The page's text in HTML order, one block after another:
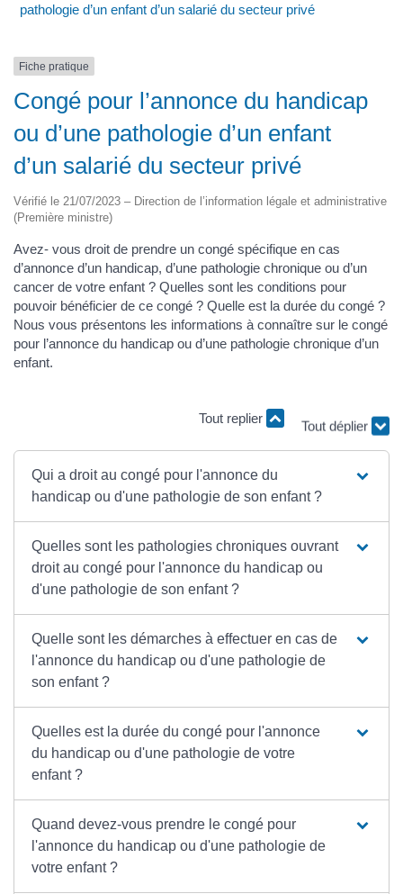
pathologie d’un enfant d’un salarié du secteur privé
Fiche pratique
Congé pour l’annonce du handicap
ou d’une pathologie d’un enfant
d’un salarié du secteur privé
Vérifié le 21/07/2023 – Direction de l’information légale et administrative
(Première ministre)
Avez- vous droit de prendre un congé spécifique en cas
d’annonce d’un handicap, d’une pathologie chronique ou d’un
cancer de votre enfant ? Quelles sont les conditions pour
pouvoir bénéficier de ce congé ? Quelle est la durée du congé ?
Nous vous présentons les informations à connaître sur le congé
pour l’annonce du handicap ou d’une pathologie chronique d’un
enfant.
Tout replier
Tout déplier
Qui a droit au congé pour l'annonce du
handicap ou d'une pathologie de son enfant ?
Quelles sont les pathologies chroniques ouvrant
droit au congé pour l'annonce du handicap ou
d'une pathologie de son enfant ?
Quelle sont les démarches à effectuer en cas de
l'annonce du handicap ou d'une pathologie de
son enfant ?
Quelles est la durée du congé pour l'annonce
du handicap ou d'une pathologie de votre
enfant ?
Quand devez-vous prendre le congé pour
l'annonce du handicap ou d'une pathologie de
votre enfant ?